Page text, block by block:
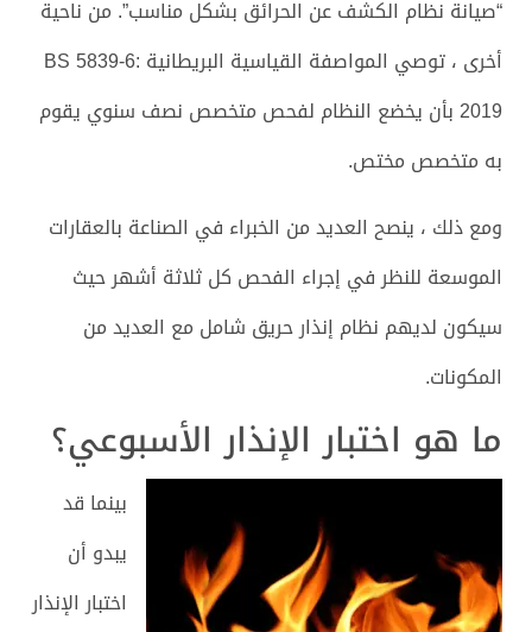
“صيانة نظام الكشف عن الحرائق بشكل مناسب”. من ناحية
أخرى ، توصي المواصفة القياسية البريطانية BS 5839-6:
2019 بأن يخضع النظام لفحص متخصص نصف سنوي يقوم
به متخصص مختص.
ومع ذلك ، ينصح العديد من الخبراء في الصناعة بالعقارات
الموسعة للنظر في إجراء الفحص كل ثلاثة أشهر حيث
سيكون لديهم نظام إنذار حريق شامل مع العديد من
المكونات.
ما هو اختبار الإنذار الأسبوعي؟
بينما قد
يبدو أن
اختبار الإنذار